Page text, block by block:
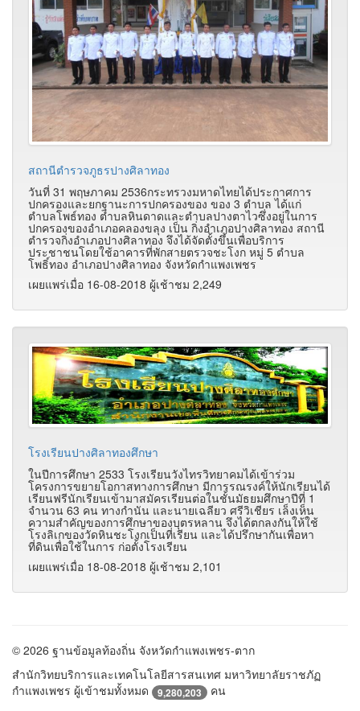
สถานีตำรวจภูธรปางศิลาทอง
วันที่ 31 พฤษภาคม 2536กระทรวงมหาดไทยได้ประกาศการ
ปกครองและยกฐานะการปกครองของ ของ 3 ตำบล ได้แก่
ตำบลโพธ์ทอง ตำบลหินดาดและตำบลปางตาไวซึ่งอยู่ในการ
ปกครองของอำเภอคลองขลุง เป็น กิ่งอำเภอปางศิลาทอง สถานี
ตำรวจกิ่งอำเภอปางศิลาทอง จึงได้จัดตั้งขึ้นเพื่อบริการ
ประชาชนโดยใช้อาคารที่พักสายตรวจชะโงก หมู่ 5 ตำบล
โพธิ์ทอง อำเภอปางศิลาทอง จังหวัดกำแพงเพชร
เผยแพร่เมื่อ 16-08-2018 ผู้เช้าชม 2,249
โรงเรียนปางศิลาทองศึกษา
ในปีการศึกษา 2533 โรงเรียนวังไทรวิทยาคมได้เข้าร่วม
โครงการขยายโอกาสทางการศึกษา มีการรณรงค์ให้นักเรียนได้
เรียนฟรีนักเรียนเข้ามาสมัครเรียนต่อในชั้นมัธยมศึกษาปีที่ 1
จำนวน 63 คน ทางกำนัน และนายเฉลียว ศรีวิเชียร เล็งเห็น
ความสำคัญของการศึกษาของบุตรหลาน จึงได้ตกลงกันให้ใช้
โรงลิเกของวัดหินชะโงกเป็นที่เรียน และได้ปรึกษากันเพื่อหา
ที่ดินเพื่อใช้ในการ ก่อตั้งโรงเรียน
เผยแพร่เมื่อ 18-08-2018 ผู้เช้าชม 2,101
© 2026 ฐานข้อมูลท้องถิ่น จังหวัดกำแพงเพชร-ตาก
สำนักวิทยบริการและเทคโนโลยีสารสนเทศ มหาวิทยาลัยราชภัฏ
กำแพงเพชร ผู้เข้าชมทั้งหมด
9,280,203 คน